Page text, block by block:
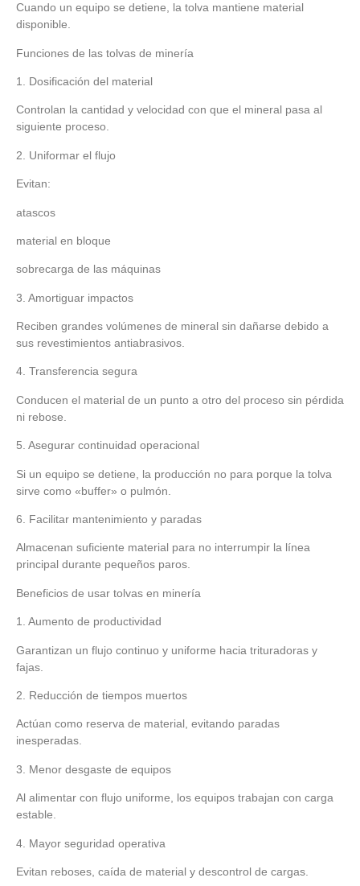
Cuando un equipo se detiene, la tolva mantiene material
disponible.
Funciones de las tolvas de minería
1. Dosificación del material
Controlan la cantidad y velocidad con que el mineral pasa al
siguiente proceso.
2. Uniformar el flujo
Evitan:
atascos
material en bloque
sobrecarga de las máquinas
3. Amortiguar impactos
Reciben grandes volúmenes de mineral sin dañarse debido a
sus revestimientos antiabrasivos.
4. Transferencia segura
Conducen el material de un punto a otro del proceso sin pérdida
ni rebose.
5. Asegurar continuidad operacional
Si un equipo se detiene, la producción no para porque la tolva
sirve como «buffer» o pulmón.
6. Facilitar mantenimiento y paradas
Almacenan suficiente material para no interrumpir la línea
principal durante pequeños paros.
Beneficios de usar tolvas en minería
1. Aumento de productividad
Garantizan un flujo continuo y uniforme hacia trituradoras y
fajas.
2. Reducción de tiempos muertos
Actúan como reserva de material, evitando paradas
inesperadas.
3. Menor desgaste de equipos
Al alimentar con flujo uniforme, los equipos trabajan con carga
estable.
4. Mayor seguridad operativa
Evitan reboses, caída de material y descontrol de cargas.